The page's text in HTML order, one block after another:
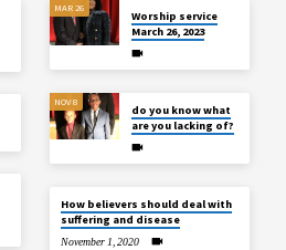
MAR 26
Worship service
March 26, 2023
NOV 8
do you know what
are you lacking of?
How believers should deal with
suffering and disease
November 1, 2020